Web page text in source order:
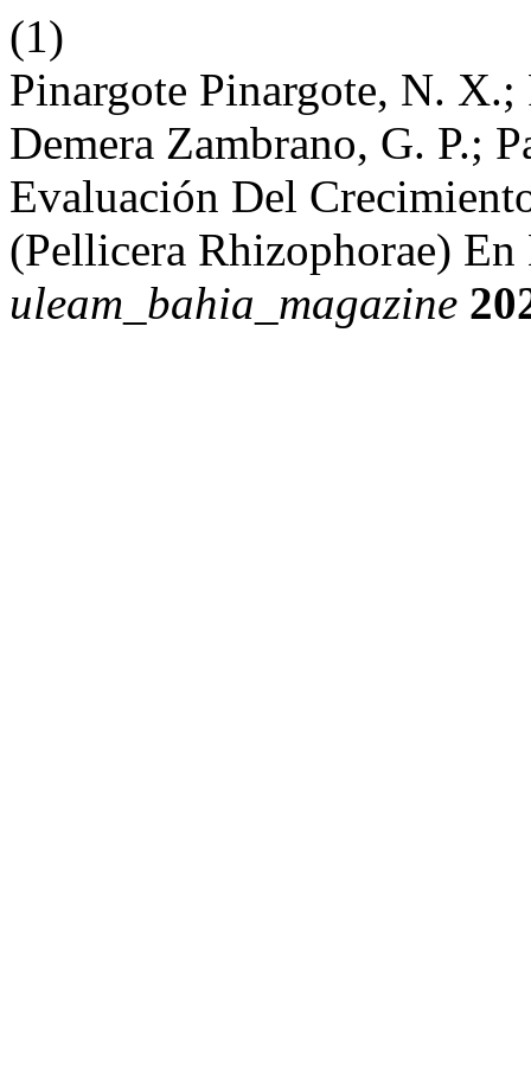
(1)
Pinargote Pinargote, N.
Demera Zambrano, G. P.;
Evaluación Del
(Pellicera Rhizophorae)
uleam_bahia_magazine